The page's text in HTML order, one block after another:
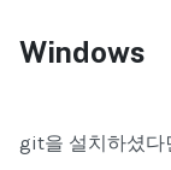
Windows
git을 설치하셨다